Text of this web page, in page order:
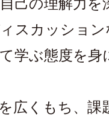
己の理解力
スカッショ
学ぶ態度を
広くもち、